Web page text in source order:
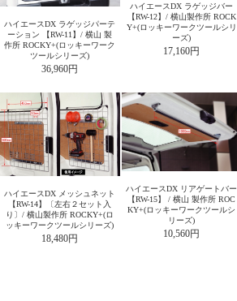
ハイエースDX ラゲッジパーテ
ーション 【RW-11】/ 横山 製
作所 ROCKY+(ロッキーワーク
ツールシリーズ)
36,960円
ハイエースDX ラゲッジバー
【RW-12】/ 横山製作所 ROCK
Y+(ロッキーワークツールシリ
ーズ)
17,160円
ハイエースDX メッシュネット
【RW-14】〔左右２セット入
り〕/ 横山製作所 ROCKY+(ロ
ッキーワークツールシリーズ)
18,480円
ハイエースDX リアゲートバー
【RW-15】 / 横山 製作所 ROC
KY+(ロッキーワークツールシ
リーズ)
10,560円